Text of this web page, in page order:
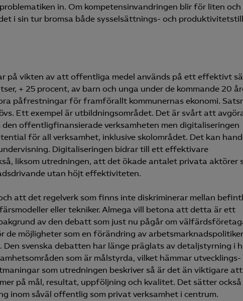
in. Om kompetensinvandringen blir för liten
i sin tur bromsa både sysselsättnings- och
på vikten av att offentliga medel används på ett effektivt
+ 25 procent, av barn och unga under de kommande 20
påfrestningar för framförallt kommunernas ekonomi.
Ett exempel är utbildningsområdet. Det är svårt att
offentligfinansierade verksamheten men digitaliseringen
för all verksamhet, inklusive skolområdet. Det kan
Digitaliseringen bidrar till ett effektivare
liksom utredningen, att det ökade antalet privata aktörer
utan höjt effektiviteten.
att det regelverk som finns inte diskriminerar mellan
eller tekniker. Almega vill betona att detta är ett
av den debatt som just nu pågår om
de möjligheter som en förändring av
svenska debatten har länge präglats av detaljstyrning i
som är målstyrda, vilket hämmar utvecklings-
som utredningen beskriver så är det än viktigare att
på mål, resultat, uppföljning och kvalitet. Det sätter också
inom såväl offentlig som privat verksamhet i centrum.